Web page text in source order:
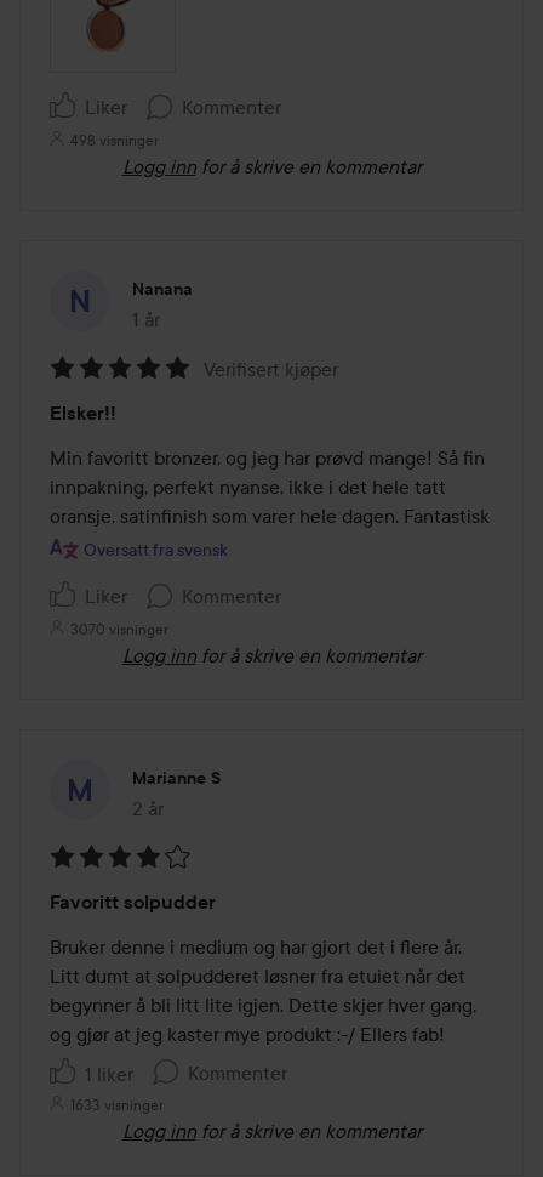
Liker Kommenter
498 visninger
Logg inn for å skrive en kommentar
Nanana
1 år
Innlegget ble opprettet 1 år
5
av
5
Verifisert kjøper
Elsker!!
Min favoritt bronzer, og jeg har prøvd mange! Så fin
innpakning, perfekt nyanse, ikke i det hele tatt
Oversatt fra svensk
Liker Kommenter
3070 visninger
Logg inn for å skrive en kommentar
Marianne S
2 år
Innlegget ble opprettet 2 år
4
av
5
Favoritt solpudder
Bruker denne i medium og har gjort det i flere år.
Litt dumt at solpudderet løsner fra etuiet når det
begynner å bli litt lite igjen. Dette skjer hver gang,
og gjør at jeg kaster mye produkt :-/ Ellers fab!
1 liker
Kommenter
1633 visninger
Logg inn for å skrive en kommentar